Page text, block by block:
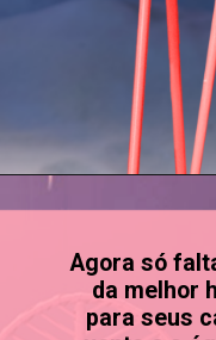
Opening
Agora só
da melhor
para seus